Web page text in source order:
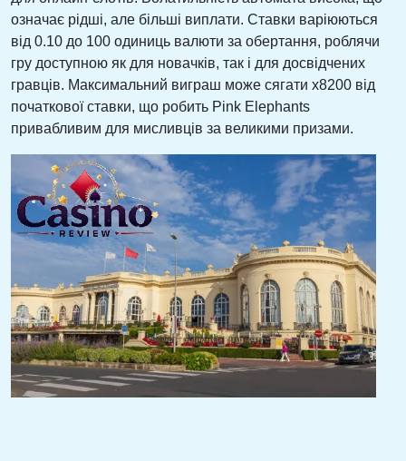
означає рідші, але більші виплати. Ставки варіюються
від 0.10 до 100 одиниць валюти за обертання, роблячи
гру доступною як для новачків, так і для досвідчених
гравців. Максимальний виграш може сягати x8200 від
початкової ставки, що робить Pink Elephants
привабливим для мисливців за великими призами.